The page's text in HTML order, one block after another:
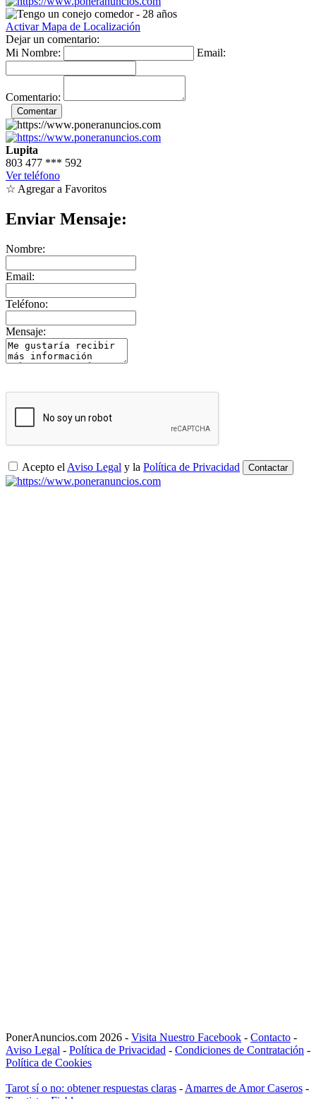
Activar Mapa de Localización
Dejar un comentario:
Mi Nombre:
Email:
Comentario:
Lupita
803 477 *** 592
Ver teléfono
☆ Agregar a Favoritos
Enviar Mensaje:
Nombre:
Email:
Teléfono:
Mensaje:
Acepto el Aviso Legal y la Política de Privacidad
PonerAnuncios.com 2026 - Visita Nuestro Facebook - Contacto -
Aviso Legal - Política de Privacidad - Condiciones de Contratación -
Política de Cookies
Tarot sí o no: obtener respuestas claras - Amarres de Amor Caseros -